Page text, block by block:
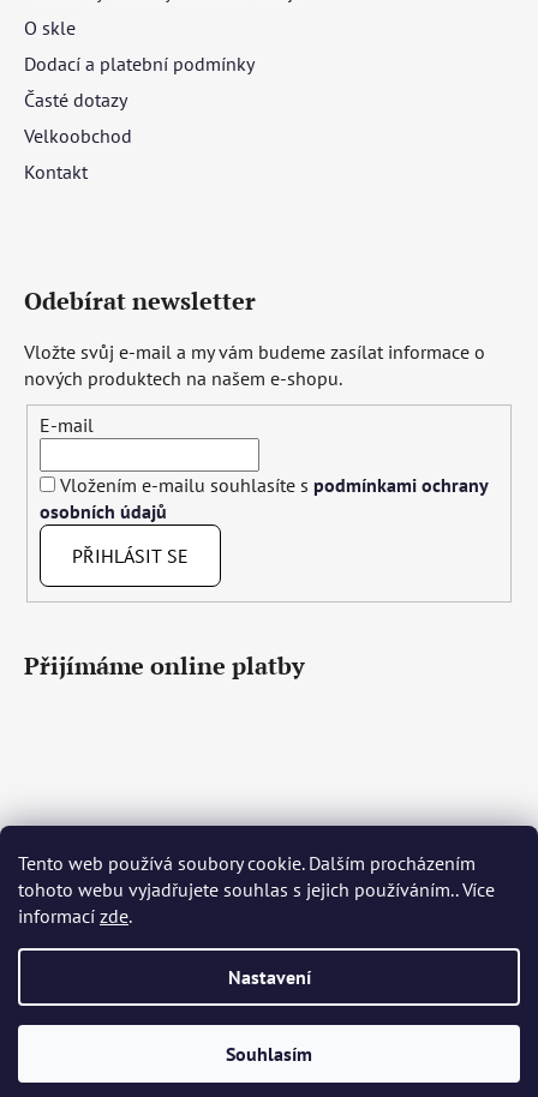
Tento web používá soubory cookie. Dalším procházením
tohoto webu vyjadřujete souhlas s jejich používáním.. Více
informací zde.
Nastavení
Souhlasím
O skle
Dodací a platební podmínky
Časté dotazy
Velkoobchod
Kontakt
Odebírat newsletter
Vložte svůj e-mail a my vám budeme zasílat informace o
nových produktech na našem e-shopu.
E-mail
Vložením e-mailu souhlasíte s podmínkami ochrany
osobních údajů
PŘIHLÁSIT SE
Přijímáme online platby
Čeština Slovenčina English Deutsch Magyar
Język polski Română Italiano Español Français
Português
Nederlands Українська Ελληνικά Svenska Dansk
Bohemia Crystal Glass
vyhrazena.